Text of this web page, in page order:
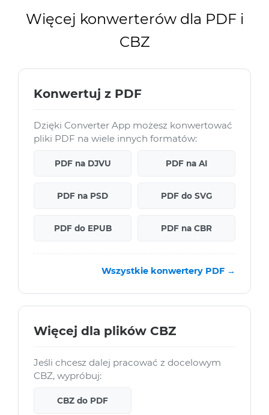
Więcej konwerterów dla PDF i
CBZ
Konwertuj z PDF
Dzięki Converter App możesz konwertować
pliki PDF na wiele innych formatów:
PDF na DJVU PDF na AI
PDF na PSD PDF do SVG
PDF do EPUB PDF na CBR
Wszystkie konwertery PDF →
Więcej dla plików CBZ
Jeśli chcesz dalej pracować z docelowym
CBZ, wypróbuj:
CBZ do PDF